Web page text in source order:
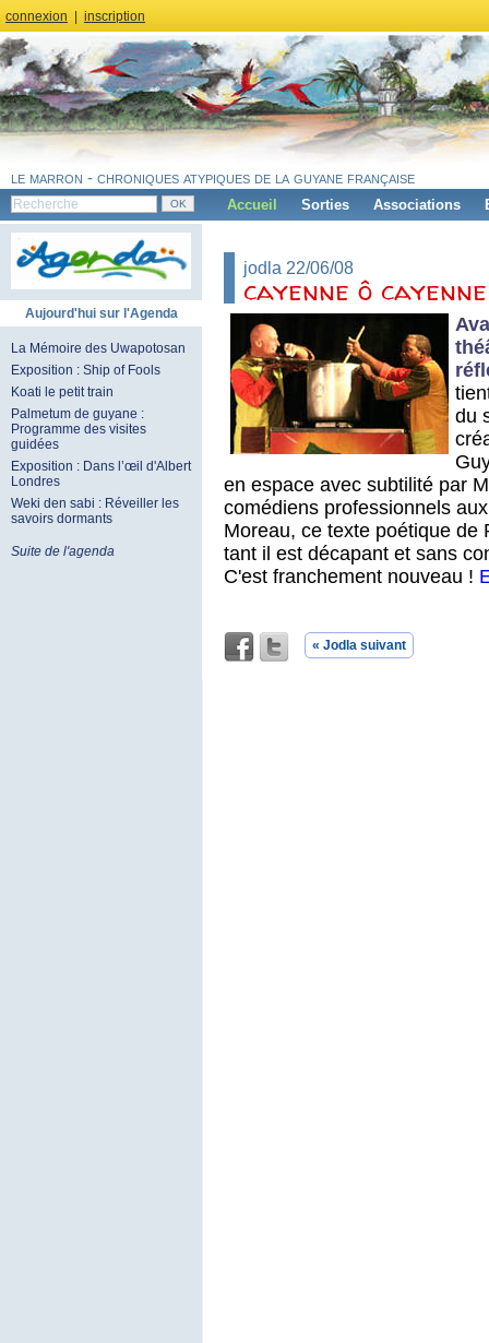
connexion inscription
le marron - chroniques atypiques de la guyane française
Accueil Sorties Associations
Aujourd'hui sur l'Agenda
La Mémoire des Uwapotosan
Exposition : Ship of Fools
Koati le petit train
Palmetum de guyane :
Programme des visites
guidées
Exposition : Dans l’œil d'Albert
Londres
Weki den sabi : Réveiller les
savoirs dormants
Suite de l'agenda
jodla 22/06/08
cayenne ô
du
en espace avec subtilité par
comédiens professionnels
Moreau, ce texte poétique de
tant il est décapant et sans
C'est franchement nouveau !
« Jodla suivant